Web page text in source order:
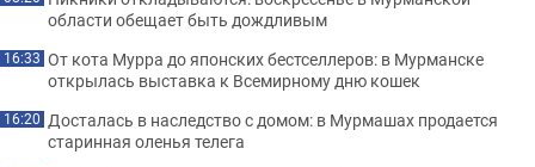
области обещает быть дождливым
16:33 От кота Мурра до японских бестселлеров: в Мурманске
открылась выставка к Всемирному дню кошек
16:20 Досталась в наследство с домом: в Мурмашах продается
старинная оленья телега